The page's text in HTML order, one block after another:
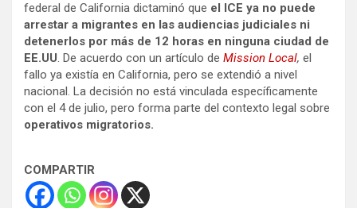
federal de California dictaminó que el ICE ya no puede
arrestar a migrantes en las audiencias judiciales ni
detenerlos por más de 12 horas en ninguna ciudad de
EE.UU. De acuerdo con un artículo de Mission Local, el
fallo ya existía en California, pero se extendió a nivel
nacional. La decisión no está vinculada específicamente
con el 4 de julio, pero forma parte del contexto legal sobre
operativos migratorios.
COMPARTIR